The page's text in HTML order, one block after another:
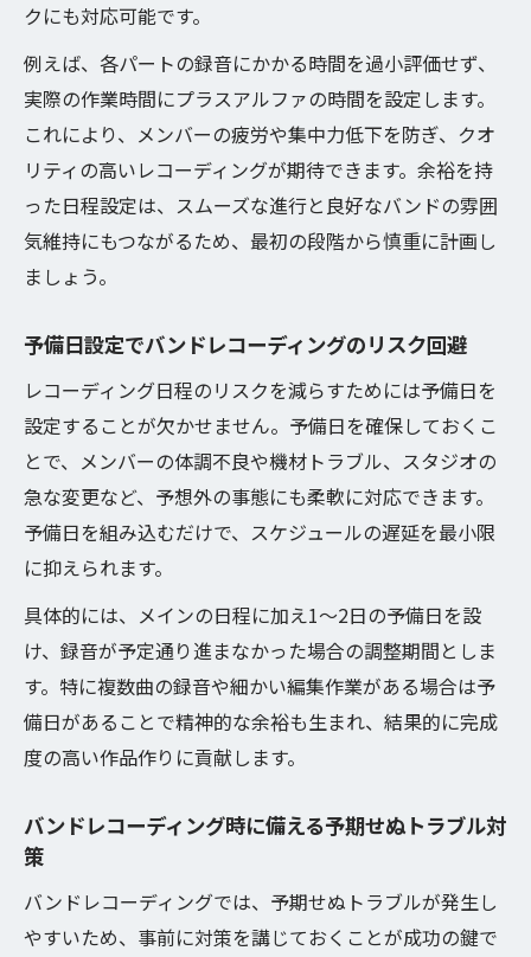
クにも対応可能です。
例えば、各パートの録音にかかる時間を過小評価せず、
実際の作業時間にプラスアルファの時間を設定します。
これにより、メンバーの疲労や集中力低下を防ぎ、クオ
リティの高いレコーディングが期待できます。余裕を持
った日程設定は、スムーズな進行と良好なバンドの雰囲
気維持にもつながるため、最初の段階から慎重に計画し
ましょう。
予備日設定でバンドレコーディングのリスク回避
レコーディング日程のリスクを減らすためには予備日を
設定することが欠かせません。予備日を確保しておくこ
とで、メンバーの体調不良や機材トラブル、スタジオの
急な変更など、予想外の事態にも柔軟に対応できます。
予備日を組み込むだけで、スケジュールの遅延を最小限
に抑えられます。
具体的には、メインの日程に加え1～2日の予備日を設
け、録音が予定通り進まなかった場合の調整期間としま
す。特に複数曲の録音や細かい編集作業がある場合は予
備日があることで精神的な余裕も生まれ、結果的に完成
度の高い作品作りに貢献します。
バンドレコーディング時に備える予期せぬトラブル対
策
バンドレコーディングでは、予期せぬトラブルが発生し
やすいため、事前に対策を講じておくことが成功の鍵で